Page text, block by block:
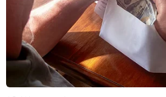
Theo giới phân tích, với số
được ở vòng 1, đảng REM
MoDem có thể giành từ 400-
số 577 ghế Hạ viện ở vòng 2
ra vào ngày 18/6 tới.